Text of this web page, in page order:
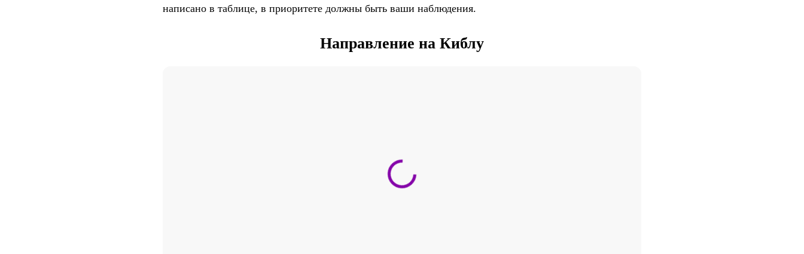
написано в таблице, в приоритете должны быть ваши наблюдения.
Направление на Киблу